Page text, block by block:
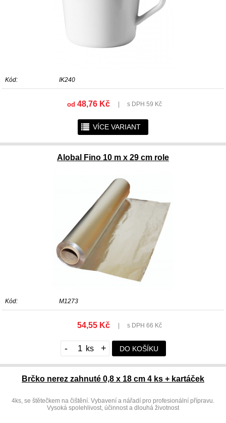
Kód: IK240
od 48,76 Kč s DPH 59 Kč
r VÍCE VARIANT
Alobal Fino 10 m x 29 cm role
Kód: M1273
54,55 Kč s DPH 66 Kč
- + DO KOŠÍKU
Brčko nerez zahnuté 0,8 x 18 cm 4 ks + kartáček
4ks, se štětečkem na čištění. Vybavení a nářadí pro profesionální přípravu.
Vysoká spolehlivost, účinnost a dlouhá životnost